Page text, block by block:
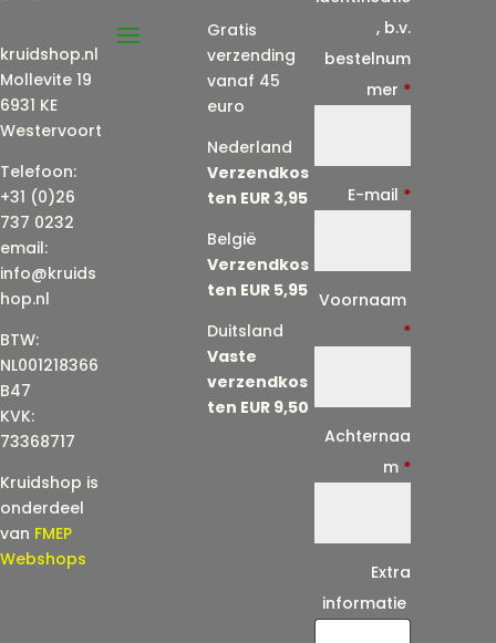
kruidshop.nl
Mollevite 19
6931 KE
Westervoort
Telefoon:
+31 (0)26
737 0232
email:
info@kruids
hop.nl
BTW:
NL001218366
B47
KVK:
73368717
Kruidshop is
onderdeel
van FMEP
Webshops
Gratis
verzending
vanaf 45
euro
Nederland
Verzendkos
ten EUR 3,95
België
Verzendkos
ten EUR 5,95
Duitsland
Vaste
verzendkos
ten EUR 9,50
, b.v.
bestelnum
mer *
E-mail *
Voornaam
*
Achternaa
m *
Extra
informatie